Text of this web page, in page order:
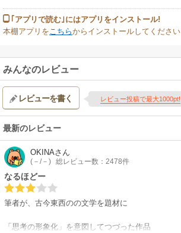
｢アプリで読む｣にはアプリをインストール!
本棚アプリを こちらからインストールしてください
みんなのレビュー
レビューを書く レビュー投稿で最大1000pt!
最新のレビュー
OKINAさん
(－/－) 総レビュー数：2478件
なるほどー
筆者が、古今東西のの文学を題材に
「思考の形象化」を意図してつづった作品